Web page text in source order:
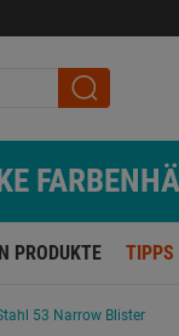
PRODUKTE TIPPS
53 Narrow Blister